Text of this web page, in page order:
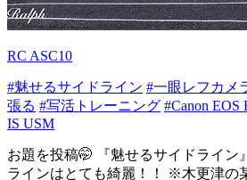
RC ASC10
#魅せるサイドライン #一眼レフカメ
張る #写活トレーニング #Canon EOS
IS USM
お題を投稿🤭 『魅せるサイドライン
ラインはとても綺麗！！ ※木更津の